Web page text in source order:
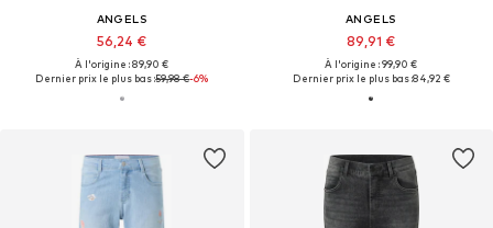
ANGELS
56,24 €
À l'origine : 89,90 €
Dernier prix le plus bas :59,98 €-6%
ANGELS
89,91 €
À l'origine : 99,90 €
Dernier prix le plus bas :84,92 €